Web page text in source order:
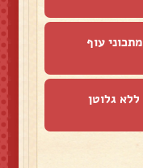
מתכוני עוף
ללא גלוטן